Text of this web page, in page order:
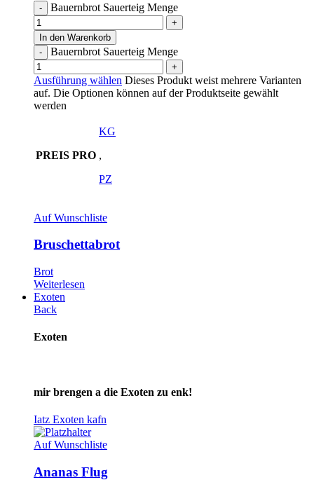
Bauernbrot Sauerteig Menge
In den Warenkorb
Bauernbrot Sauerteig Menge
Ausführung wählen Dieses Produkt weist mehrere Varianten
auf. Die Optionen können auf der Produktseite gewählt
werden
PREIS PRO
KG
,
PZ
Auf Wunschliste
Bruschettabrot
Brot
Weiterlesen
Exoten
Back
Exoten
mir brengen a die Exoten zu enk!
Iatz Exoten kafn
Auf Wunschliste
Ananas Flug